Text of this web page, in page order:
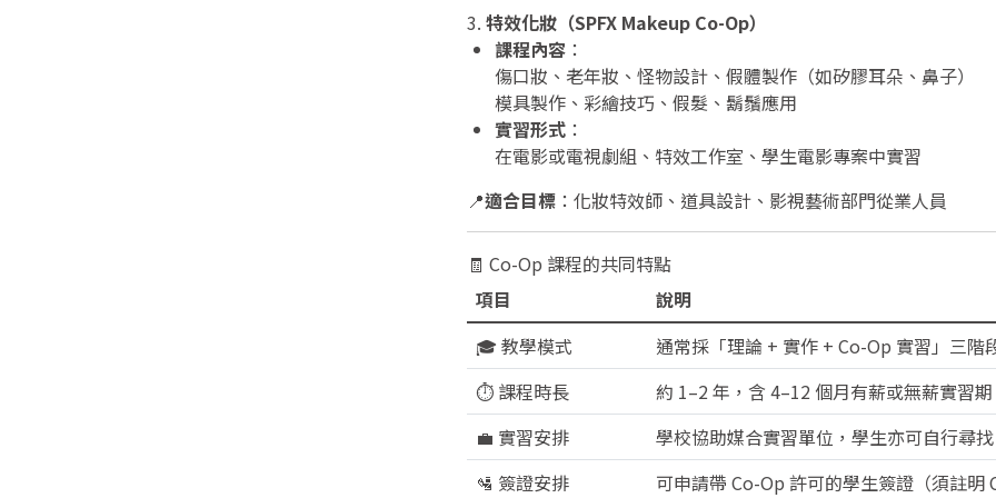
3. 特效化妝（SPFX Makeup Co-Op）
課程內容 ：
傷口妝、老年妝、怪物設計、假體製作（如矽膠耳朵、鼻子）
模具製作、彩繪技巧、假髮、鬍鬚應用
實習形式 ：
在電影或電視劇組、特效工作室、學生電影專案中實習
📍適合目標 ：化妝特效師、道具設計、影視藝術部門從業人員
🧾 Co-Op 課程的共同特點
項目
說明
🎓 教學模式
通常採「理論 + 實作 + Co-Op 實習」三階
⏱ 課程時長
約 1–2 年，含 4–12 個月有薪或無薪實習期
💼 實習安排
學校協助媒合實習單位，學生亦可自行尋找
🛂 簽證安排
可申請帶 Co-Op 許可的學生簽證（須註明